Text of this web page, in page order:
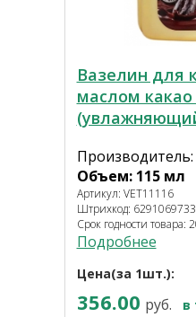
Вазелин для
маслом
Объем: 115 мл
Артикул: VET11116
Штрихкод:
Срок годности товара:
Подробнее
Цена(за 1шт.):
356.00 руб. в